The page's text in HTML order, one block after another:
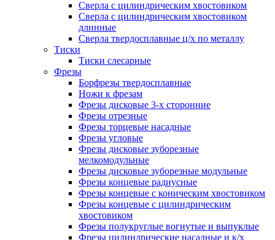
Сверла с цилиндрическим хвостовиком
Сверла с цилиндрическим хвостовиком
длинные
Сверла твердосплавные ц/х по металлу
Тиски
Тиски слесарные
Фрезы
Борфрезы твердосплавные
Ножи к фрезам
Фрезы дисковые 3-х сторонние
Фрезы отрезные
Фрезы торцевые насадные
Фрезы угловые
Фрезы дисковые зуборезные
мелкомодульные
Фрезы дисковые зуборезные модульные
Фрезы концевые радиусные
Фрезы концевые с коническим хвостовиком
Фрезы концевые с цилиндрическим
хвостовиком
Фрезы полукруглые вогнутые и выпуклые
Фрезы цилиндрические насадные и к/х